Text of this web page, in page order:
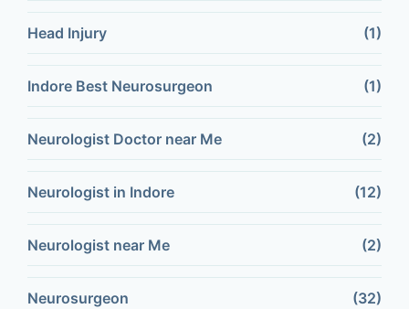
Head Injury (1)
Indore Best Neurosurgeon (1)
Neurologist Doctor near Me (2)
Neurologist in Indore (12)
Neurologist near Me (2)
Neurosurgeon (32)